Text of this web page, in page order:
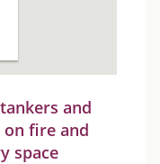
and
on fire and
space